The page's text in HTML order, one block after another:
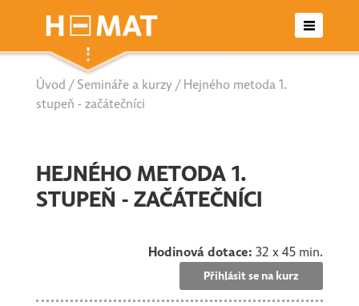
Otevřené semináře
Seriály
Kontakt
Úvod /Semináře a kurzy / Hejného metoda 1.
stupeň - začátečníci
HEJNÉHO METODA 1.
STUPEŇ - ZAČÁTEČNÍCI
Hodinová dotace: 32 x 45 min.
Přihlásit se na kurz